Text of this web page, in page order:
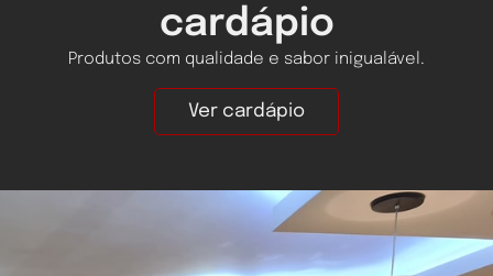
cardápio
Produtos com qualidade e sabor inigualável.
Ver cardápio